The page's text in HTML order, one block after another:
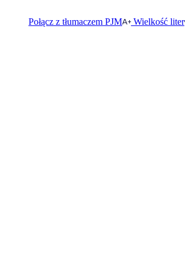
Połącz z tłumaczem PJM Wielkość liter